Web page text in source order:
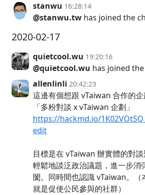
stanwu 16:28:14
@stanwu.tw has joined the
2020-02-17
quietcool.wu 19:20:16
@quietcool.wu has joined
allenlinli 20:42:23
這邊有個想跟 vTaiwan 合作的企
「多粉對談 x vTaiwan 企劃」
https://hackmd.io/
edit
目標是在 vTaiwan 辦實體的對
輕鬆地談泛政治議題，進一步消
閡。同時間也認識 vTaiwan。（
就是促使公民參與的社群）